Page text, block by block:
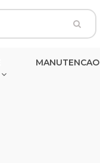
MANUTENCAO